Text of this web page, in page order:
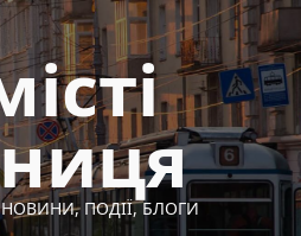
ПОДІЇ, БЛОГИ